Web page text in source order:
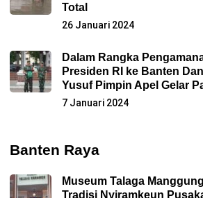
Total
26 Januari 2024
Dalam Rangka
Presiden RI ke Banten
Yusuf Pimpin Apel Gelar
7 Januari 2024
Banten Raya
Museum Talaga
Tradisi Nyiramkeun